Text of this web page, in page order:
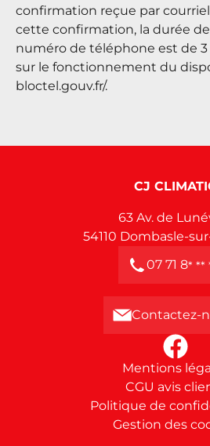
confirmation reçue par
cette confirmation, la durée
numéro de téléphone est de 3
sur le fonctionnement du
bloctel.gouv.fr/.
CJ
63 Av. de
54110 Dombasle-
07 71 8* **
Contactez-
Mentions
CGU avis
Politique de
Gestion des